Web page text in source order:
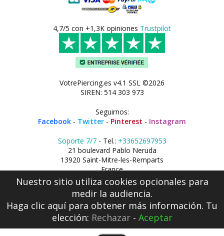
4,7/5 con +1,3K opiniones Trustpilot
VotrePiercing.es v4.1 SSL ©2026
SIREN: 514 303 973
Seguirnos:
Facebook - Twitter - Pinterest - Instagram
Soporte 7/7- Tel.: +33652697953
21 boulevard Pablo Neruda
13920 Saint-Mitre-les-Remparts
France
Nuestro sitio utiliza cookies opcionales para
medir la audiencia.
Haga clic aquípara obtener más información. Tu
elección: Rechazar- Aceptar